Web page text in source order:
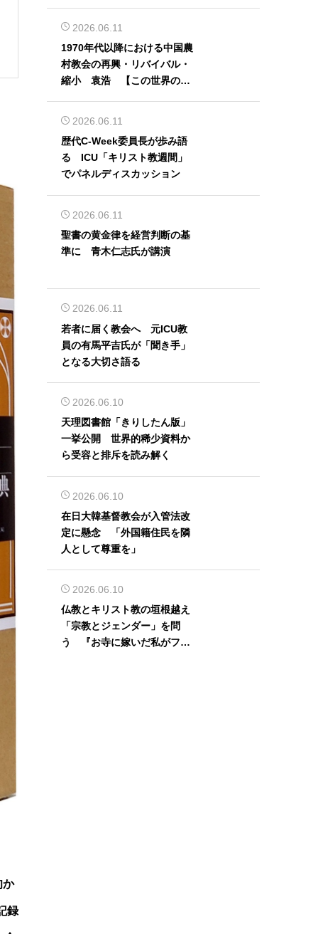
か
録
2026.06.11
1970年代以降における中国農
村教会の再興・リバイバル・
縮小 袁浩 【この世界の片
2026.06.11
歴代C-Week委員長が歩み語
る ICU「キリスト教週間」
でパネルディスカッション
2026.06.11
聖書の黄金律を経営判断の基
準に 青木仁志氏が講演
2026.06.11
若者に届く教会へ 元ICU教
員の有馬平吉氏が「聞き手」
となる大切さ語る
2026.06.10
天理図書館「きりしたん版」
一挙公開 世界的稀少資料か
ら受容と排斥を読み解く
2026.06.10
在日大韓基督教会が入管法改
定に懸念 「外国籍住民を隣
人として尊重を」
2026.06.10
仏教とキリスト教の垣根越え
「宗教とジェンダー」を問
う 『お寺に嫁いだ私がフェ